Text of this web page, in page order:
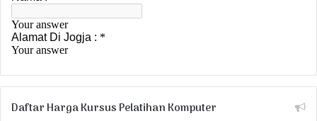
Daftar Harga Kursus Pelatihan Komputer